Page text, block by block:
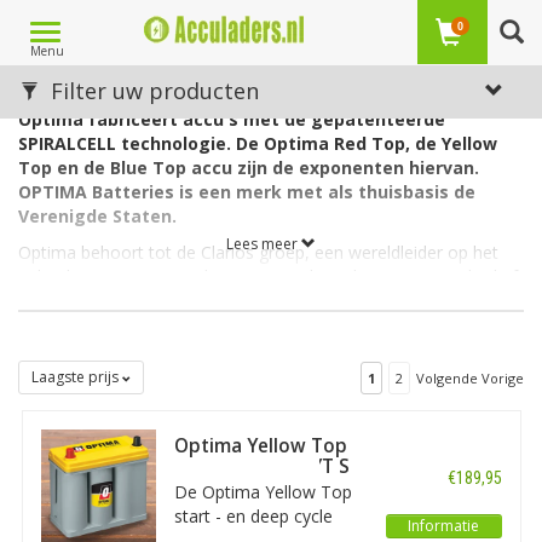
Toggle
navigation
Menu
0
Optima
Optima fabriceert accu's met de gepatenteerde
SPIRALCELL technologie. De Optima Red Top, de Yellow
Top en de Blue Top accu zijn de exponenten hiervan.
OPTIMA Batteries is een merk met als thuisbasis de
Verenigde Staten.
Optima behoort tot de Clarios groep, een wereldleider op het
Clarios noemt de Optima accu’s, gebaseerd op spiraalcel-
technologie, ‘de ultieme stroombron’.
De Optima-lijn
toepassingen op de weg, off-road als op het water.
De sterke Optima spiraalcel accu’s leveren indien nodig ‘brute’
kracht en staan daarmee zelfs hun mannetje in extreme,
agressieve omstandigheden. De Optima batterijen komen tot
Lees meer
Filter uw producten
Laagste prijs 1 2 Volgende Vorige
Optima Yellow Top
12V/38Ah accu YT S
2.7
De Optima Yellow Top
start - en deep cycle
€189,95
Informatie